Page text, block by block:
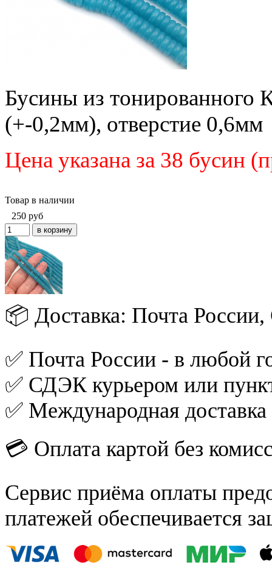
Бусины из тонированного
(+-0,2мм), отверстие 0,6мм
Цена указана за 38 бусин
Товар в наличии
250 руб
📦 Доставка: Почта
✅ Почта России - в любой
✅ СДЭК курьером или
✅ Международная
💳 Оплата картой без
Сервис приёма оплаты
платежей обеспечивается